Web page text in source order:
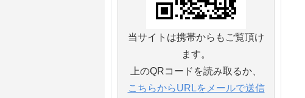
当サイトは携帯からもご覧頂け
ます。
上のQRコードを読み取るか、
こちらからURLをメールで送信